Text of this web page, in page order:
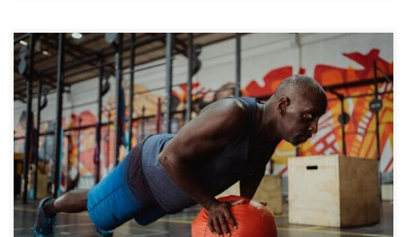
L’ostéoporose est une maladie caractérisée par une
diminution de la densité et de la qualité des os, rendant
ces derniers plus fragiles et susceptibles de se fracturer.
Ce trouble osseux affecte principalement les femmes
post-ménopausées, mais il touche également les
hommes, surtout après l’âge de 50 ans. Face à cette […]